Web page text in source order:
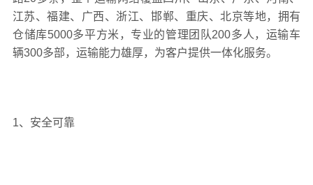
江苏、福建、广西、浙江、邯郸、重庆、北京等地，拥有
仓储库5000多平方米，专业的管理团队200多人，运输车
辆300多部，运输能力雄厚，为客户提供一体化服务。
1、安全可靠